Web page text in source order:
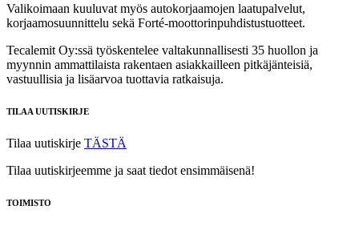
Valikoimaan kuuluvat myös autokorjaamojen laatupalvelut,
korjaamosuunnittelu sekä Forté‑moottorinpuhdistustuotteet.
Tecalemit Oy:ssä työskentelee valtakunnallisesti 35 huollon ja
myynnin ammattilaista rakentaen asiakkailleen pitkäjänteisiä,
vastuullisia ja lisäarvoa tuottavia ratkaisuja.
TILAA UUTISKIRJE
Tilaa uutiskirje TÄSTÄ
Tilaa uutiskirjeemme ja saat tiedot ensimmäisenä!
TOIMISTO